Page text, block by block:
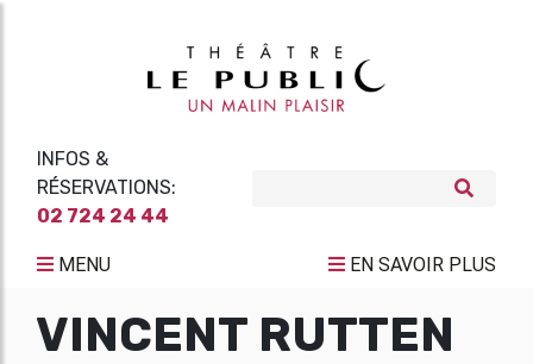
INFOS &
RÉSERVATIONS:
02 724 24 44
MENU EN SAVOIR PLUS
VINCENT RUTTEN